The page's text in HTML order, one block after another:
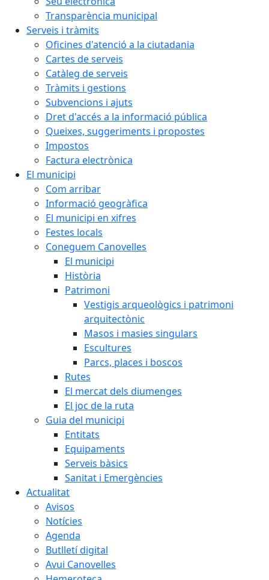
Transparència municipal
Serveis i tràmits
Oficines d'atenció a la ciutadania
Cartes de serveis
Catàleg de serveis
Tràmits i gestions
Subvencions i ajuts
Dret d'accés a la informació pública
Queixes, suggeriments i propostes
Impostos
Factura electrònica
El municipi
Com arribar
Informació geogràfica
El municipi en xifres
Festes locals
Coneguem Canovelles
El municipi
Història
Patrimoni
Vestigis arqueològics i patrimoni
arquitectònic
Masos i masies singulars
Escultures
Parcs, places i boscos
Rutes
El mercat dels diumenges
El joc de la ruta
Guia del municipi
Entitats
Equipaments
Serveis bàsics
Sanitat i Emergències
Actualitat
Avisos
Notícies
Agenda
Butlletí digital
Avui Canovelles